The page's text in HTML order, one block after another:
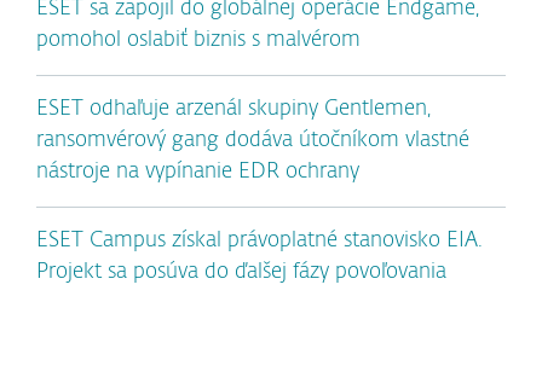
ESET sa zapojil do globálnej operácie Endgame,
pomohol oslabiť biznis s malvérom
ESET odhaľuje arzenál skupiny Gentlemen,
ransomvérový gang dodáva útočníkom vlastné
nástroje na vypínanie EDR ochrany
ESET Campus získal právoplatné stanovisko EIA.
Projekt sa posúva do ďalšej fázy povoľovania